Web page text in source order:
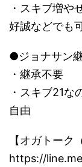
・スキブ増や
好誠などでも
●ジョナサン
・継承不要
・スキブ21な
自由
【オガトーク
https://